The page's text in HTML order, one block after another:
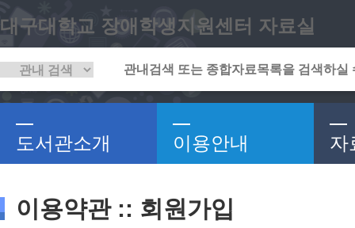
대구대학교 장애학생지원센터 자료실
도서관소개 이용안내 자
이용약관 :: 회원가입